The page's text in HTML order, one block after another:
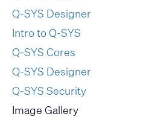
Q-SYS Designer
Intro to Q-SYS
Q-SYS Cores
Q-SYS Designer
Q-SYS Security
Image Gallery